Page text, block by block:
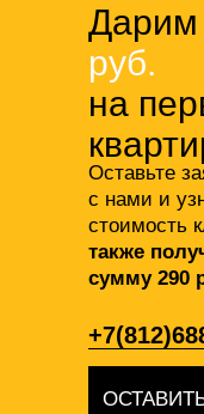
Оставьте
с нами и
стоимость
также
сумму 290
Дарим
руб.
на